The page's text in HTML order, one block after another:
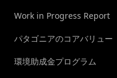
Work in Progress Report
パタゴニアのコアバリュー
環境助成金プログラム